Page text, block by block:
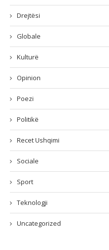
Drejtësi
Globale
Kulturë
Opinion
Poezi
Politikë
Recet Ushqimi
Sociale
Sport
Teknologji
Uncategorized